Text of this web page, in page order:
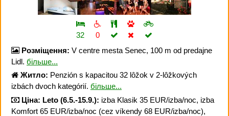
32
0
Розміщення: V centre mesta Senec, 100 m od predajne
Lidl. більше...
Житло: Penzión s kapacitou 32 lôžok v 2-lôžkových
izbách dvoch kategórií. більше...
Ціна: Leto (6.5.-15.9.): izba Klasik 35 EUR/izba/noc, izba
Komfort 65 EUR/izba/noc (cez víkendy 68 EUR/izba/noc),